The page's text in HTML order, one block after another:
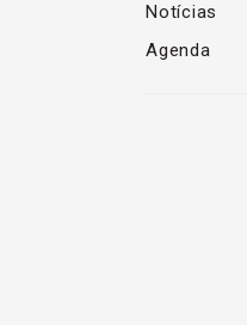
Notícias
Agenda